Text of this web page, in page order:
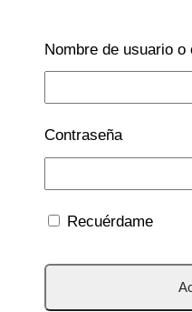
Nombre de usuario
Contraseña
Recuérdame